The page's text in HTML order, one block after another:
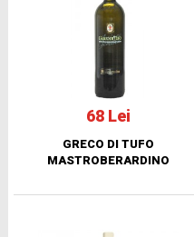
68 Lei
GRECO DI TUFO
MASTROBERARDINO